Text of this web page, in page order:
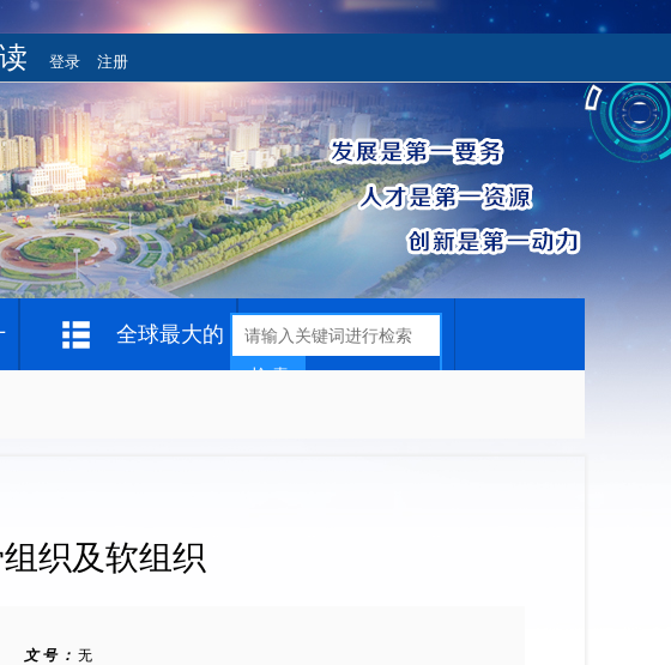
登录 注册
全球最大的
织及软组织
文 号 ： 无